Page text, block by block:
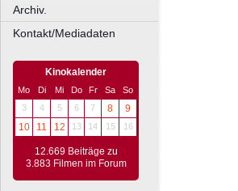
Archiv.
Kontakt/Mediadaten
Kinokalender
Mo Di Mi Do Fr Sa
So
3
4 5 6 7 8
9
10
11 12 13 14 15 16
12.669 Beiträge zu
3.883 Filmen im Forum